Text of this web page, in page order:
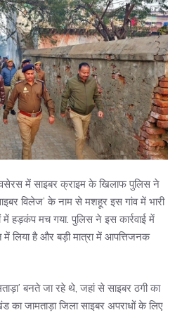
में साइबर क्राइम के खिलाफ पुलिस ने
विलेज’ के नाम से मशहूर इस गांव में भारी
हड़कंप मच गया. पुलिस ने इस कार्रवाई में
में लिया है और बड़ी मात्रा में आपत्तिजनक
बनते जा रहे थे, जहां से साइबर ठगी का
का जामताड़ा जिला साइबर अपराधों के लिए